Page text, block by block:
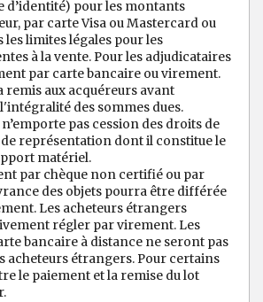
d’identité) pour les montants
par carte Visa ou Mastercard ou
les limites légales pour les
à la vente. Pour les adjudicataires
par carte bancaire ou virement.
remis aux acquéreurs avant
des sommes dues.
pas cession des droits de
représentation dont il constitue le
matériel.
par chèque non certifié ou par
des objets pourra être différée
Les acheteurs étrangers
régler par virement. Les
bancaire à distance ne seront pas
acheteurs étrangers. Pour certains
le paiement et la remise du lot